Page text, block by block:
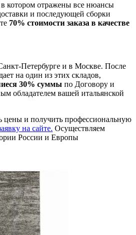
котором отражены все нюансы
и последующей сборки
70% стоимости заказа в качестве
Петербурге и в Москве. После
на один из этих складов,
30% суммы по Договору и
обладателем вашей итальянской
цены и получить профессиональную
на сайте. Осуществляем
России и Европы